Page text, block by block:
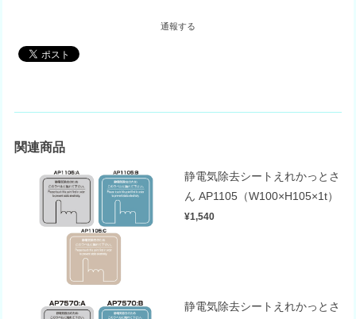
通報する
関連商品
静電気除去シートえれかっとさ
ん AP1105（W100×H105×1t）
¥1,540
静電気除去シートえれかっとさ